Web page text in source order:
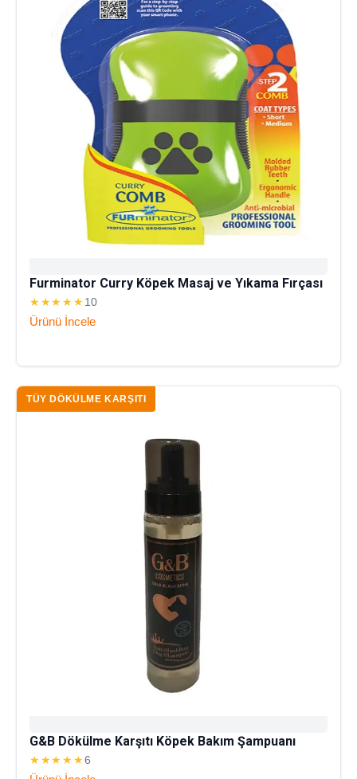
Furminator Curry Köpek Masaj ve Yıkama Fırçası
★★★★★10
Ürünü İncele
TÜY DÖKÜLME KARŞITI
G&B Dökülme Karşıtı Köpek Bakım Şampuanı
★★★★★6